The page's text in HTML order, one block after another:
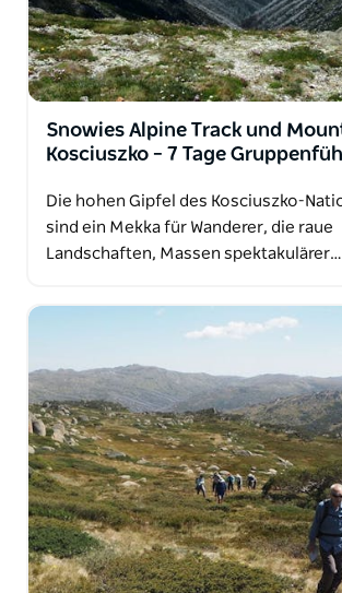
Snowies Alpine Track und
Kosciuszko – 7 Tage
Die hohen Gipfel des Kosciuszko-
sind ein Mekka für Wanderer, die raue
Landschaften, Massen spektakulärer…